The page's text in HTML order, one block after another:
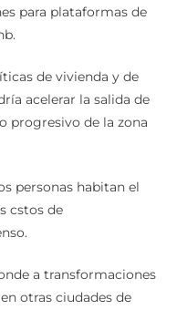
para plataformas de
de vivienda y de
acelerar la salida de
progresivo de la zona
personas habitan el
cstos de
a transformaciones
otras ciudades de